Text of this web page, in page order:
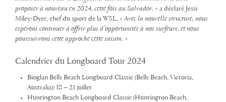
proposer à nouveau en 2024, cette fois au Salvador. » a déclaré Jessi
Miley-Dyer, chef du sport de la WSL. «Avec la nouvelle structure, nous
espérons continuer à offrir plus d’opportunités à nos surfeurs, et nous
poursuivrons cette approche cette saison. »
Calendrier du Longboard Tour 2024
Bioglan Bells Beach Longboard Classic (Bells Beach, Victoria,
Australia): 18 – 21 juillet
Huntington Beach Longboard Classic (Huntington Beach,